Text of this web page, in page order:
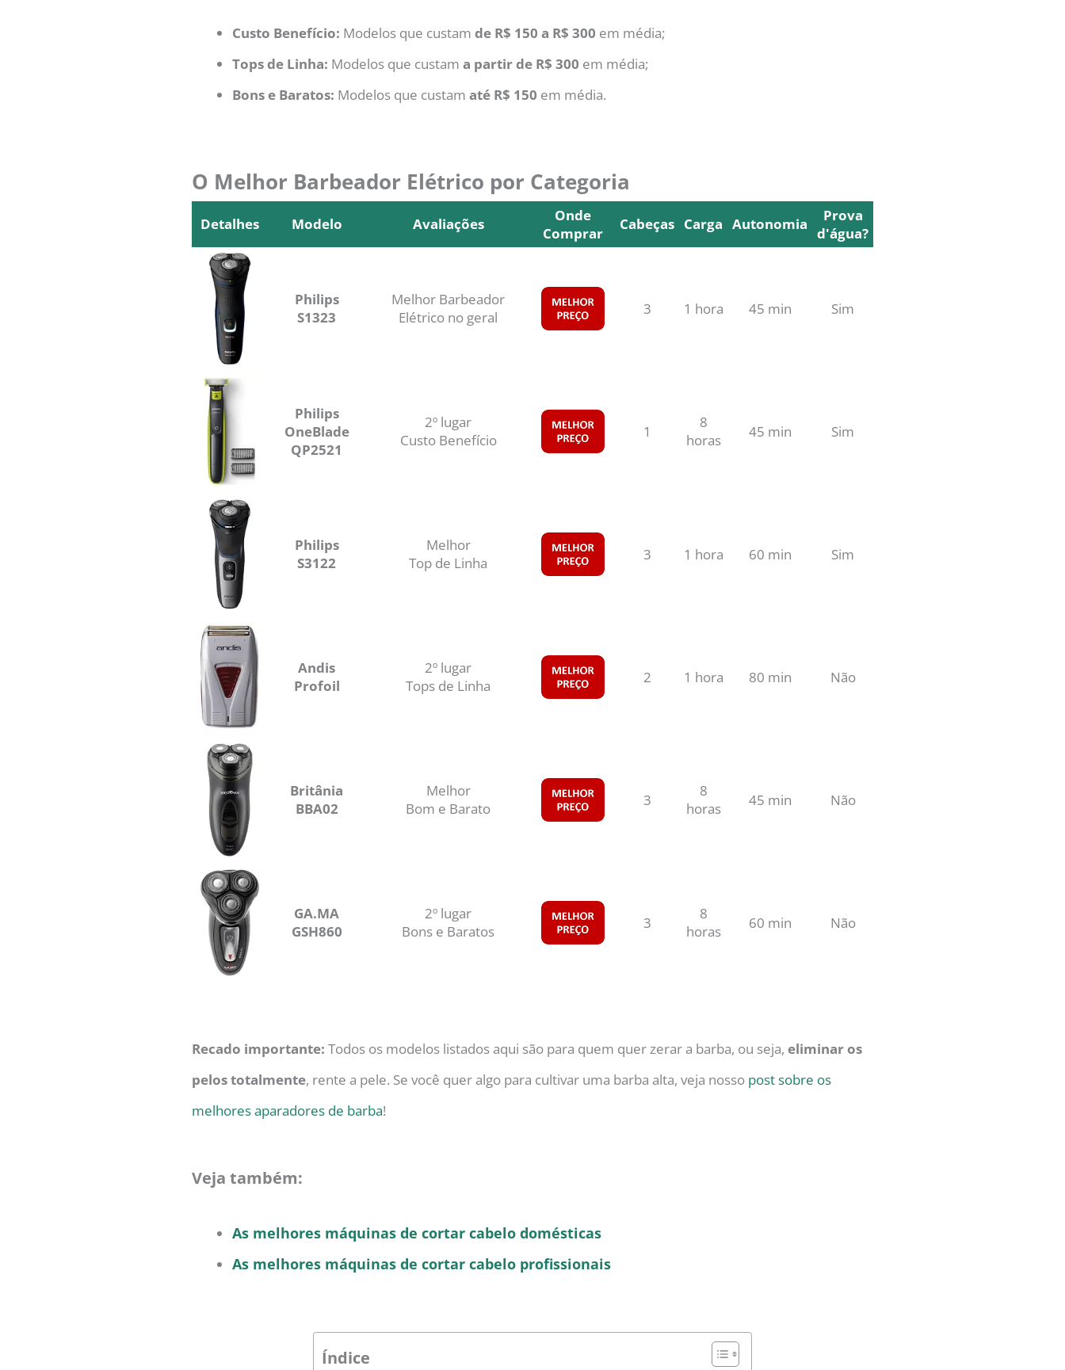
Custo Benefício: Modelos que custam de R$ 150 a R$ 300 em média;
Tops de Linha: Modelos que custam a partir de R$ 300 em média;
Bons e Baratos: Modelos que custam até R$ 150 em média.
O Melhor Barbeador Elétrico por Categoria
Detalhes Modelo Avaliações
Onde
Comprar
Cabeças Carga Autonomia
Prova
d'água?
Detalhes
Philips
S1323
Melhor Barbeador
Elétrico no geral
3 1 hora 45 min Sim
Philips
OneBlade
QP2521
2º lugar
Custo Benefício
1
8
horas
45 min Sim
Philips
S3122
Melhor
Top de Linha
3 1 hora 60 min Sim
Andis
Profoil
2º lugar
Tops de Linha
2 1 hora 80 min Não
Britânia
BBA02
Melhor
Bom e Barato
3
8
horas
45 min Não
GA.MA
GSH860
2º lugar
Bons e Baratos
3
8
horas
60 min Não
Recado importante: Todos os modelos listados aqui são para quem quer zerar a barba, ou seja, eliminar os
pelos totalmente, rente a pele. Se você quer algo para cultivar uma barba alta, veja nosso post sobre os
melhores aparadores de barba!
Veja também:
As melhores máquinas de cortar cabelo domésticas
As melhores máquinas de cortar cabelo profissionais
Índice